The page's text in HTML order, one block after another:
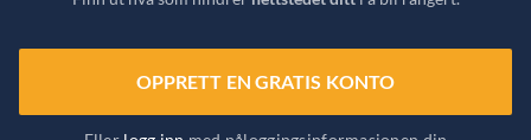
OPPRETT EN GRATIS KONTO